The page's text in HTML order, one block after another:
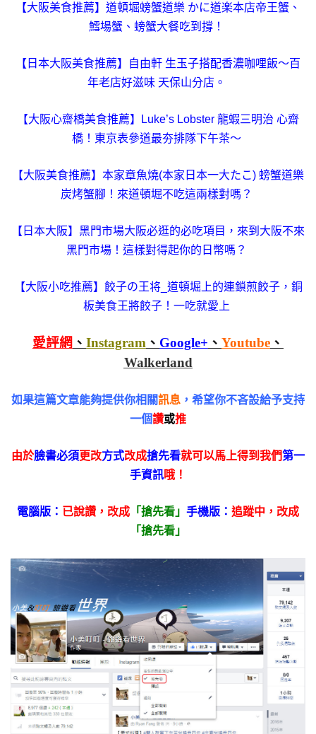
【大阪美食推薦】道頓堀螃蟹道樂 かに道楽本店帝王蟹、
鱈場蟹、螃蟹大餐吃到撐！
【日本大阪美食推薦】自由軒 生玉子搭配香濃咖哩飯～百
年老店好滋味 天保山分店。
【大阪心齋橋美食推薦】Luke’s Lobster 龍蝦三明治 心齋
橋！東京表參道最夯排隊下午茶～
【大阪美食推薦】本家章魚燒(本家日本一大たこ) 螃蟹道樂
炭烤蟹腳！來道頓堀不吃這兩樣對嗎？
【日本大阪】黑門市場大阪必逛的必吃項目，來到大阪不來
黑門市場！這樣對得起你的日幣嗎？
【大阪小吃推薦】餃子の王将_道頓堀上的連鎖煎餃子，銅
板美食王將餃子！一吃就愛上
愛評網 、 Instagram 、 Google+ 、 Youtube 、
Walkerland
如果這篇文章能夠提供你相關訊息 ，希望你不吝設給予支持
一個讚或推
由於臉書必須更改方式改成搶先看就可以馬上得到我們第一
手資訊哦！
電腦版： 已說讚， 改成 「搶先看」 手機版： 追蹤中，改成
「搶先看」